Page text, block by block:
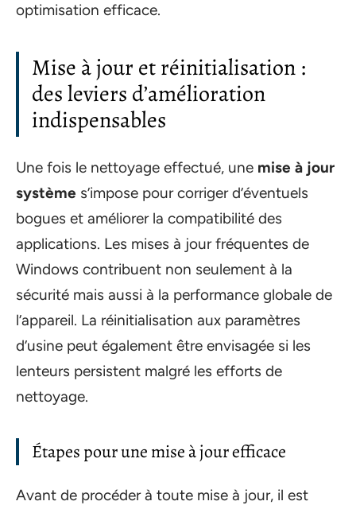
optimisation efficace.
Mise à jour et réinitialisation :
des leviers d’amélioration
indispensables
Une fois le nettoyage effectué, une mise à jour
système s’impose pour corriger d’éventuels
bogues et améliorer la compatibilité des
applications. Les mises à jour fréquentes de
Windows contribuent non seulement à la
sécurité mais aussi à la performance globale de
l’appareil. La réinitialisation aux paramètres
d’usine peut également être envisagée si les
lenteurs persistent malgré les efforts de
nettoyage.
Étapes pour une mise à jour efficace
Avant de procéder à toute mise à jour, il est